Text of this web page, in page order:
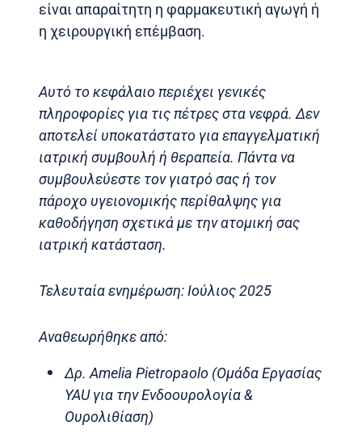
είναι απαραίτητη η φαρμακευτική αγωγή ή
η χειρουργική επέμβαση.
Αυτό το κεφάλαιο περιέχει γενικές
πληροφορίες για τις πέτρες στα νεφρά. Δεν
αποτελεί υποκατάστατο για επαγγελματική
ιατρική συμβουλή ή θεραπεία. Πάντα να
συμβουλεύεστε τον γιατρό σας ή τον
πάροχο υγειονομικής περίθαλψης για
καθοδήγηση σχετικά με την ατομική σας
ιατρική κατάσταση.
Τελευταία ενημέρωση: Ιούλιος 2025
Αναθεωρήθηκε από:
Δρ. Amelia Pietropaolo (Ομάδα Εργασίας
YAU για την Ενδοουρολογία &
Ουρολιθίαση)